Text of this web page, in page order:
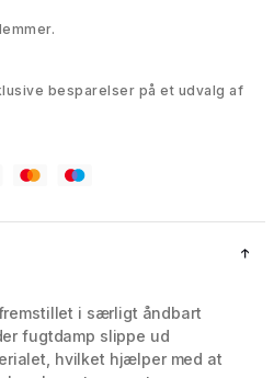
besparelser på et udvalg af
i særligt åndbart
fugtdamp slippe ud
hvilket hjælper med at